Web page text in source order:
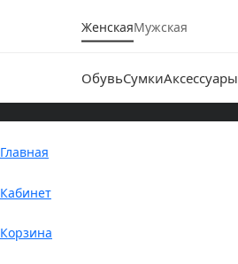
ЖенскаяМужская
ОбувьСумкиАксессуары
Главная
Кабинет
Корзина